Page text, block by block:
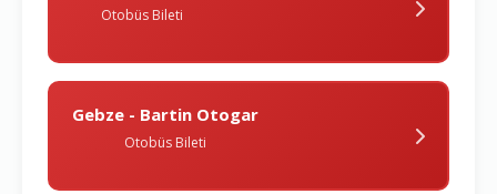
Otobüs Bileti
Gebze - Bartin Otogar
Otobüs Bileti